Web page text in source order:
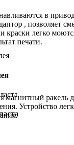
в
, позволяет
краски легко
печати.
магнитный ракель
Устройство